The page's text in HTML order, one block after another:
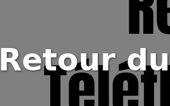
Retour